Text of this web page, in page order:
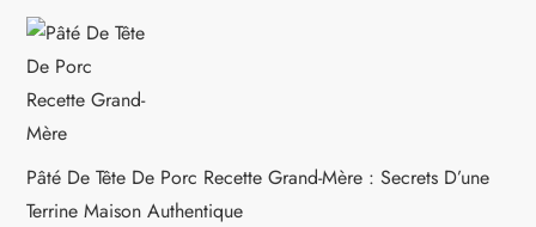
Pâté De Tête De Porc Recette Grand-Mère : Secrets D’une
Terrine Maison Authentique